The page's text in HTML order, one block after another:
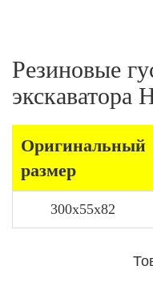
Резиновые
Оригинальный
размер
300x55x82